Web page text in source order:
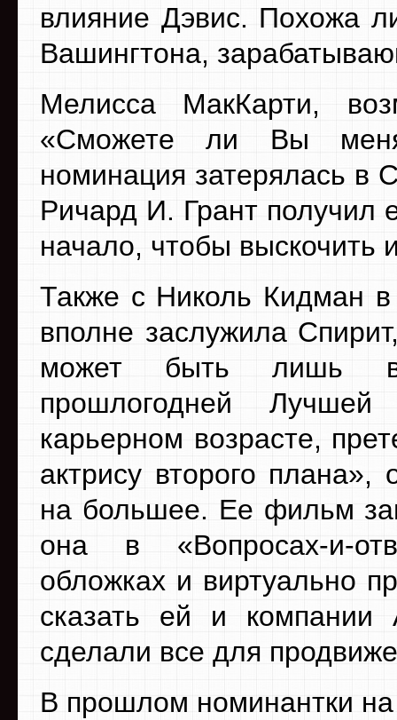
влияние Дэвис. Похожа
Вашингтона,
Мелисса МакКарти,
«Сможете ли Вы
номинация затерялась в
Ричард И. Грант получил
начало, чтобы выскочить
Также с Николь Кидман
вполне заслужила
может быть лишь
прошлогодней
карьерном возрасте,
актрису второго
на большее. Ее фильм
она в «Вопросах-и-
обложках и виртуально
сказать ей и
сделали все для
В прошлом номинантки